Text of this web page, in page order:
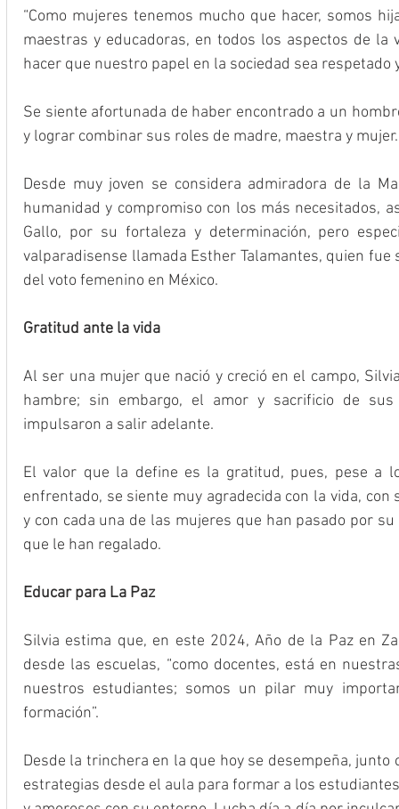
“Como mujeres tenemos mucho que hacer, somos
maestras y educadoras, en todos los aspectos de la
hacer que nuestro papel en la sociedad sea respetado
Se siente afortunada de haber encontrado a un
y lograr combinar sus roles de madre, maestra y mujer.
Desde muy joven se considera admiradora de la
humanidad y compromiso con los más necesitados,
Gallo, por su fortaleza y determinación, pero
valparadisense llamada Esther Talamantes, quien fue
del voto femenino en México.
Gratitud ante la vida
Al ser una mujer que nació y creció en el campo,
hambre; sin embargo, el amor y sacrificio de
impulsaron a salir adelante.
El valor que la define es la gratitud, pues, pese a
enfrentado, se siente muy agradecida con la vida,
y con cada una de las mujeres que han pasado por
que le han regalado.
Educar para La Paz
Silvia estima que, en este 2024, Año de la Paz en
desde las escuelas, “como docentes, está en
nuestros estudiantes; somos un pilar muy
formación”.
Desde la trinchera en la que hoy se desempeña, junto
estrategias desde el aula para formar a los